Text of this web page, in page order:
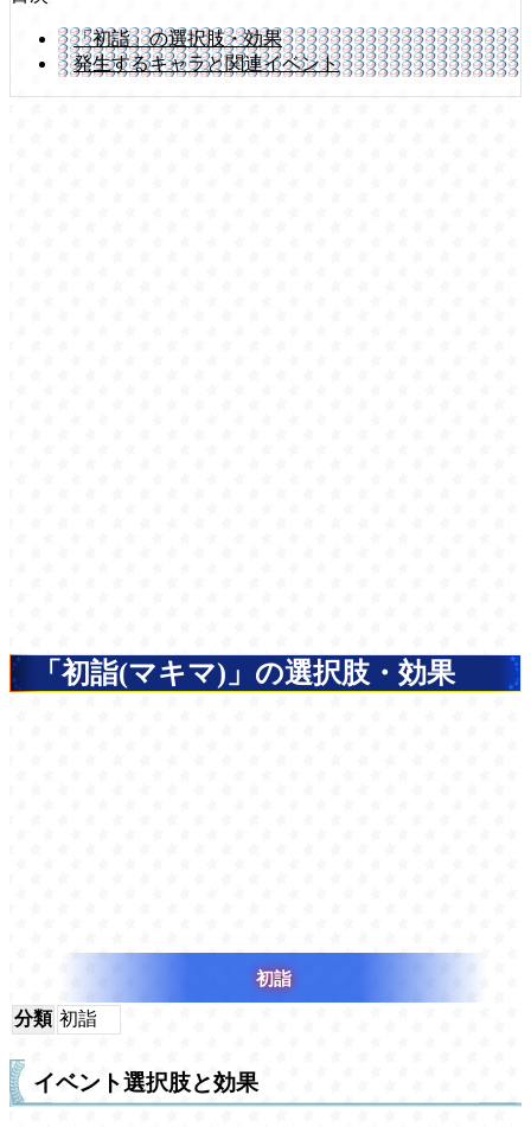
「初詣」の選択肢・効果
発生するキャラと関連イベント
「初詣(マキマ)」の選択肢・効果
初詣
分類 初詣
イベント選択肢と効果